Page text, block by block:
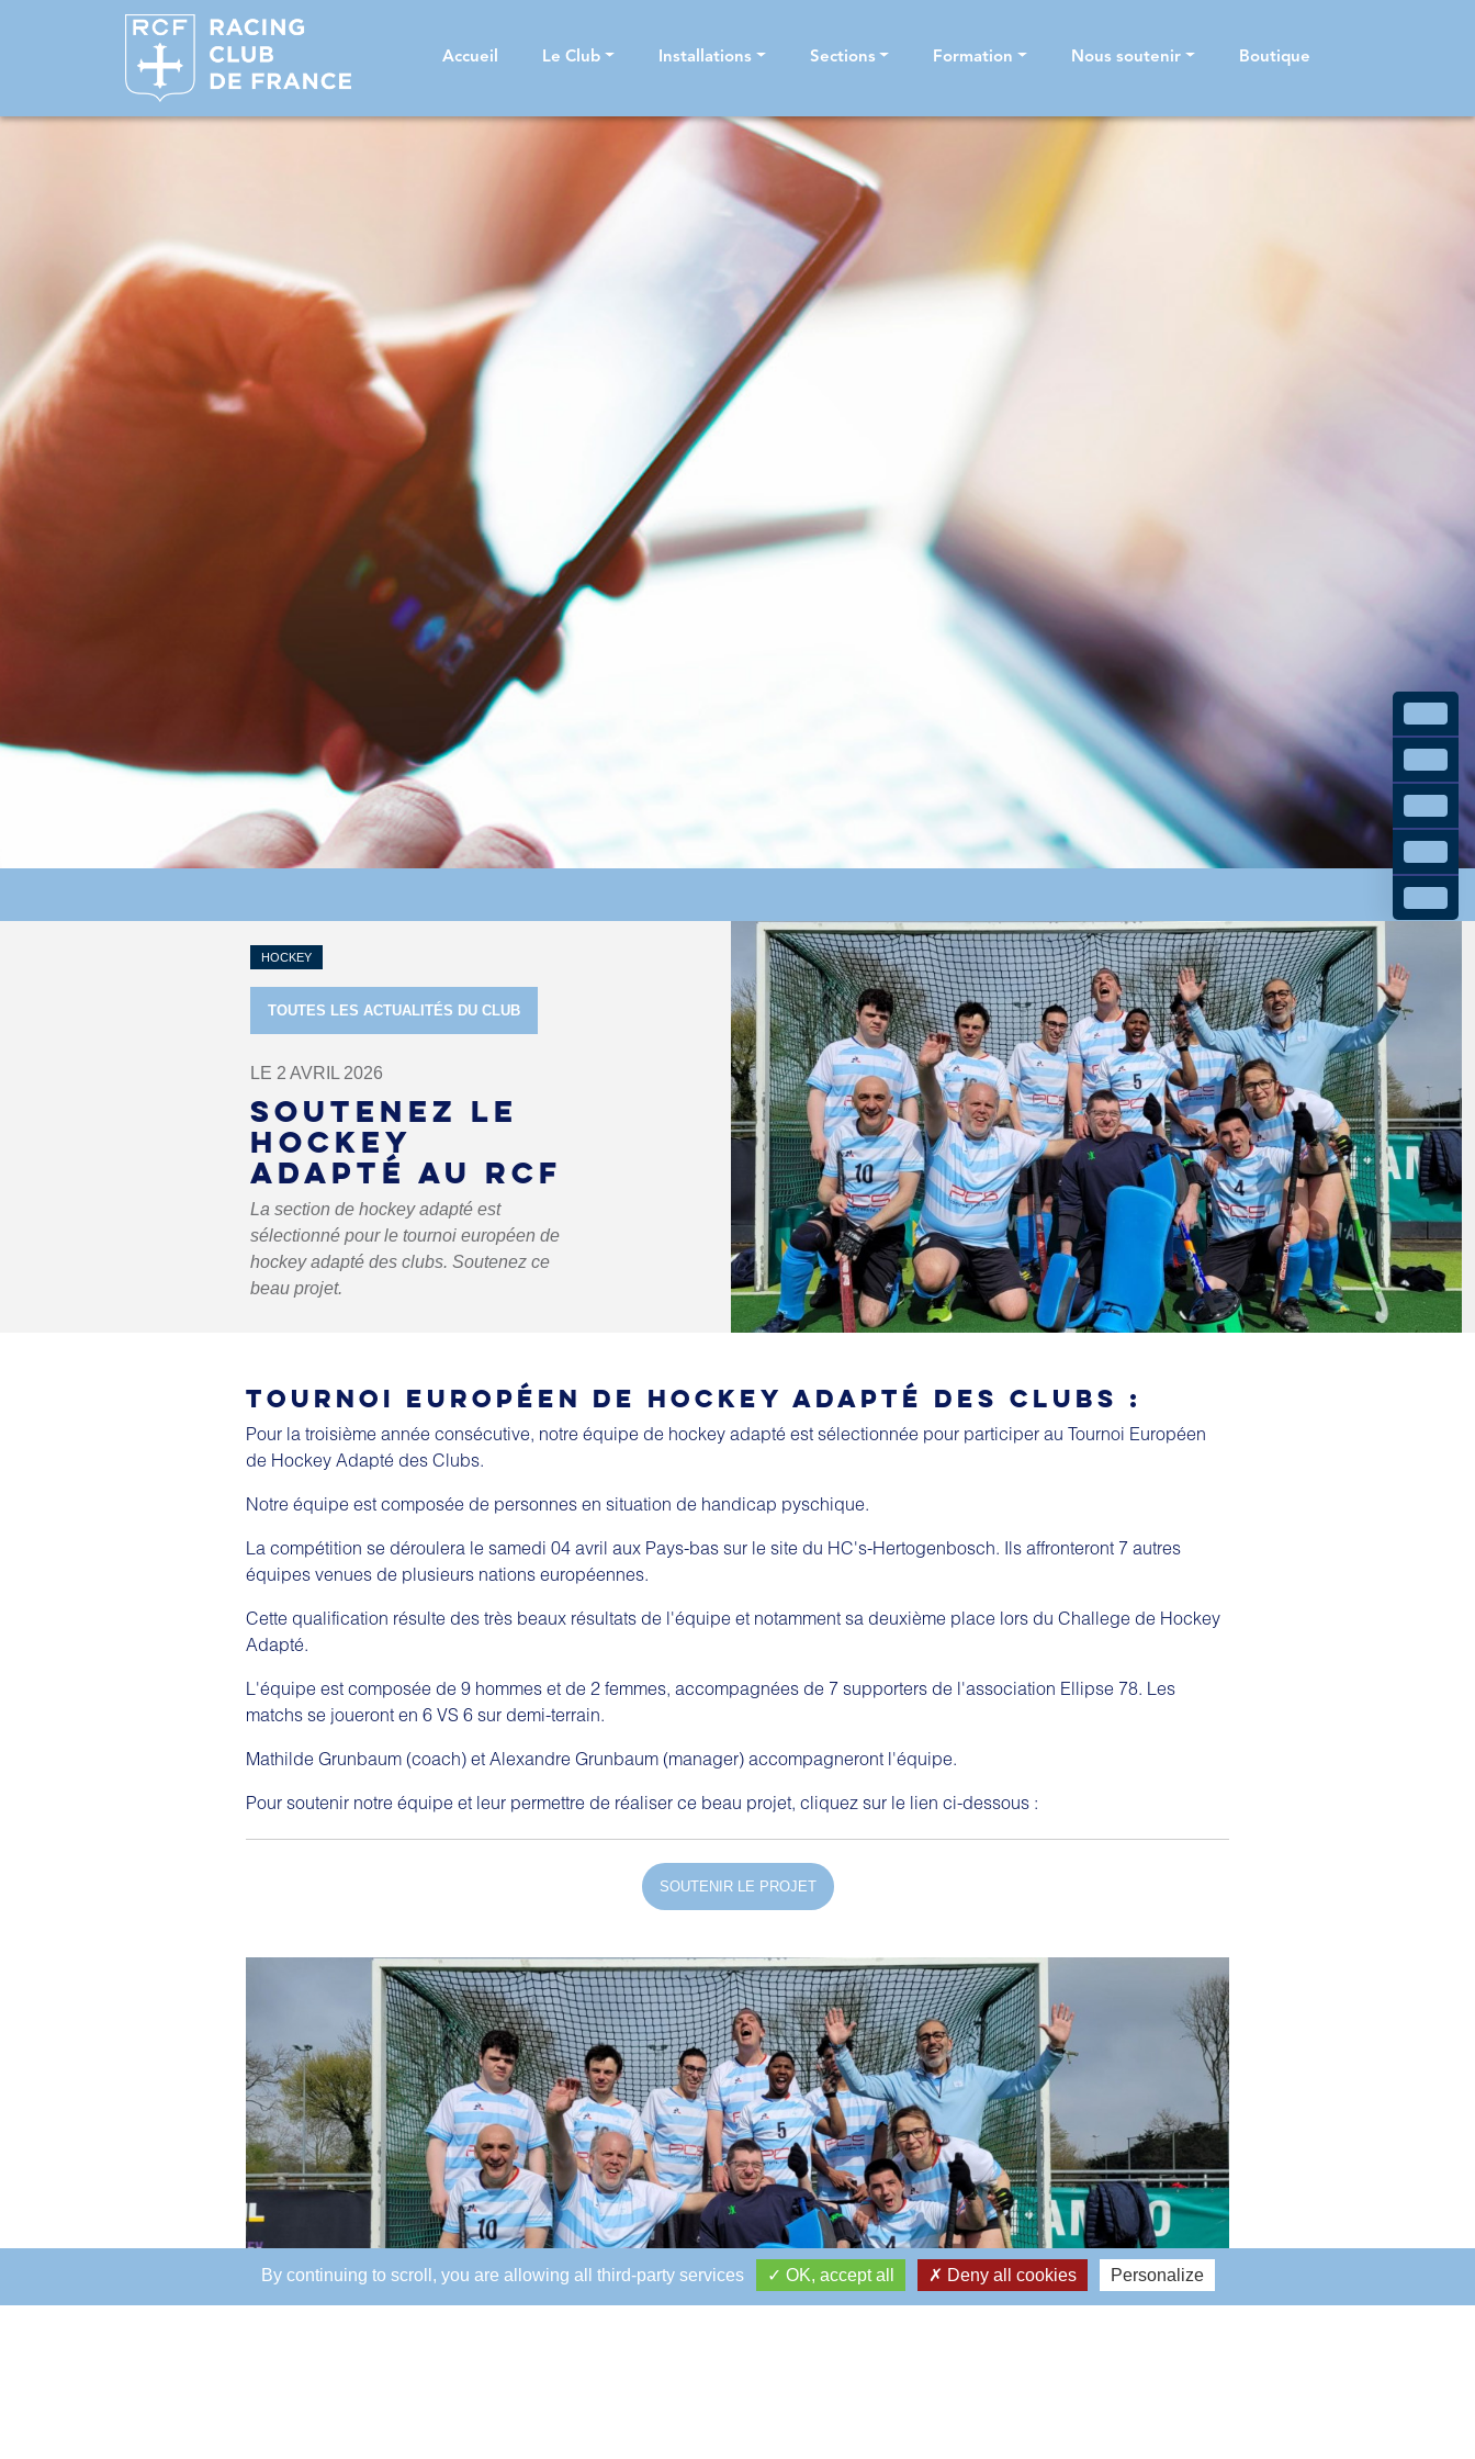
Accueil Le Club Installations Sections Formation Nous soutenir Boutique
HOCKEY
TOUTES LES ACTUALITÉS DU CLUB
LE 2 AVRIL 2026
SOUTENEZ LE
HOCKEY
ADAPTÉ AU RCF
La section de hockey adapté est
sélectionné pour le tournoi européen de
hockey adapté des clubs. Soutenez ce
beau projet.
TOURNOI EUROPÉEN DE HOCKEY ADAPTÉ DES CLUBS :
Pour la troisième année consécutive, notre équipe de hockey adapté est sélectionnée pour participer au Tournoi Européen
de Hockey Adapté des Clubs.
Notre équipe est composée de personnes en situation de handicap pyschique.
La compétition se déroulera le samedi 04 avril aux Pays-bas sur le site du HC's-Hertogenbosch. Ils affronteront 7 autres
équipes venues de plusieurs nations européennes.
Cette qualification résulte des très beaux résultats de l'équipe et notamment sa deuxième place lors du Challege de Hockey
Adapté.
L'équipe est composée de 9 hommes et de 2 femmes, accompagnées de 7 supporters de l'association Ellipse 78. Les
matchs se joueront en 6 VS 6 sur demi-terrain.
Mathilde Grunbaum (coach) et Alexandre Grunbaum (manager) accompagneront l'équipe.
Pour soutenir notre équipe et leur permettre de réaliser ce beau projet, cliquez sur le lien ci-dessous :
SOUTENIR LE PROJET
By continuing to scroll, you are allowing all third-party services OK, accept all Deny all cookies Personalize